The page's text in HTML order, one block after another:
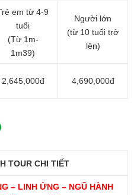
em từ 4-9
tuổi
(Từ 1m-
1m39)
Người lớn
(từ 10 tuổi trở
lên)
2,645,000đ 4,690,000đ
TOUR CHI TIẾT
– LINH ỨNG – NGŨ HÀNH